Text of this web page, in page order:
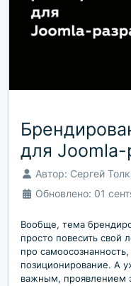
для Joomla-
Автор: Сергей
Обновлено: 01
Вообще, тема
просто повесить свой
про
позиционирование. А
важным, проявлением